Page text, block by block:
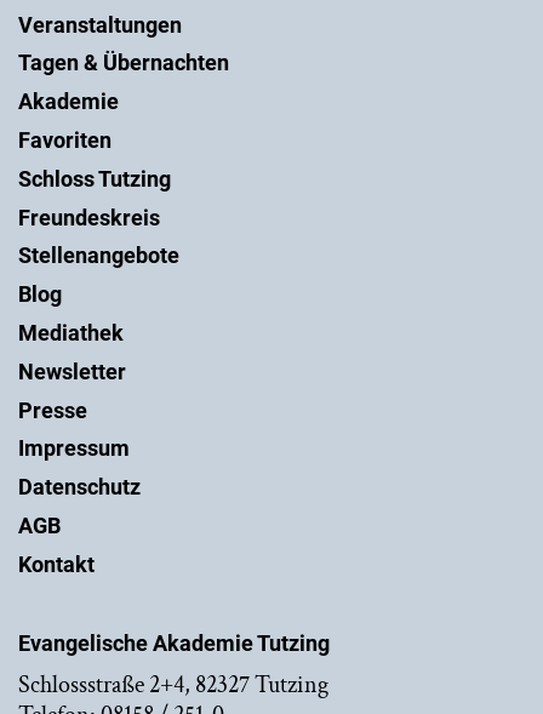
Evangelische Akademie Tutzing
Schlossstraße 2+4, 82327 Tutzing
Veranstaltungen
Tagen & Übernachten
Akademie
Favoriten
Schloss Tutzing
Freundeskreis
Stellenangebote
Blog
Mediathek
Newsletter
Presse
Impressum
Datenschutz
AGB
Kontakt